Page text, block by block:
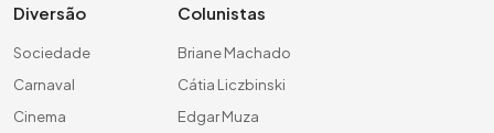
Diversão
Sociedade
Carnaval
Cinema
Colunistas
Briane Machado
Cátia Liczbinski
Edgar Muza